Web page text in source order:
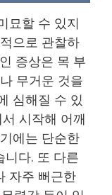
묘할 수 있지
으로 관찰하
증상은 목 부
무거운 것을
심해질 수 있
시작해 어깨
에는 단순한
니다. 또 다른
자주 뻐근한